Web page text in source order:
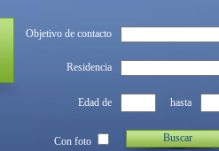
Objetivo de contacto
Residencia
Edad de hasta
Con foto Buscar